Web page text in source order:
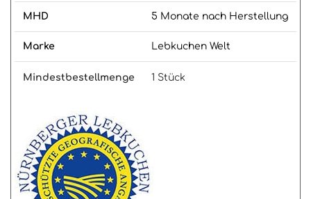
MHD 5 Monate nach Herstellung
Marke Lebkuchen Welt
Mindestbestellmenge 1 Stück